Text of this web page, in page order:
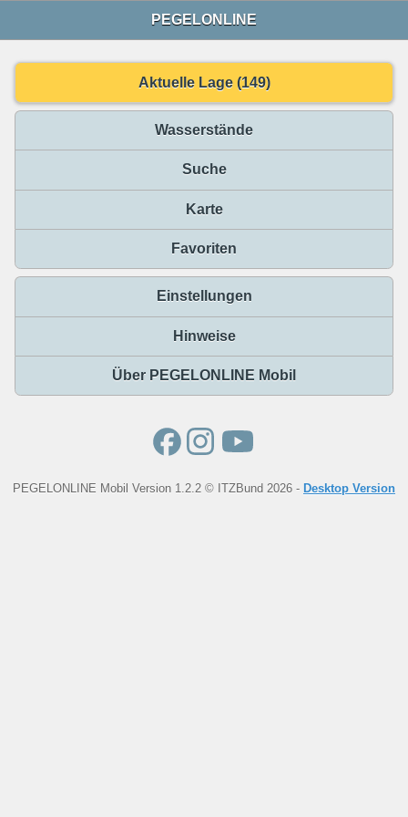
PEGELONLINE
Aktuelle Lage (149)
Wasserstände
Suche
Karte
Favoriten
Einstellungen
Hinweise
Über PEGELONLINE Mobil
PEGELONLINE Mobil Version 1.2.2 © ITZBund 2026 - Desktop Version